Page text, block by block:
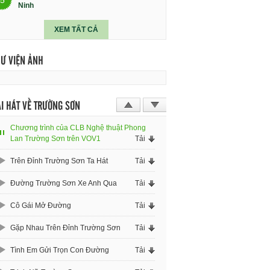
Ninh
XEM TẤT CẢ
VIỆN ẢNH
HÁT VỀ TRƯỜNG SƠN
Chương trình của CLB Nghệ thuật Phong
Lan Trường Sơn trên VOV1
Tải
Trên Đỉnh Trường Sơn Ta Hát Tải
Đường Trường Sơn Xe Anh Qua Tải
Cô Gái Mở Đường Tải
Gặp Nhau Trên Đỉnh Trường Sơn Tải
Tình Em Gửi Trọn Con Đường Tải